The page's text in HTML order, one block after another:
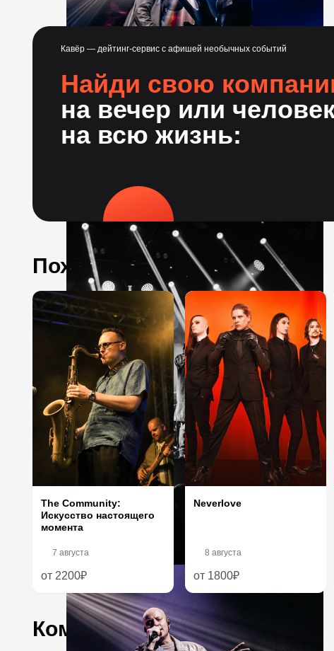
Кавёр — дейтинг-сервис с афишей необычных событий
Найди свою
на вечер или
на всю жизнь:
Похожие события
The Community:
Искусство настоящего
момента
7 августа
от 2200₽
Neverlove
8 августа
от 1800₽
Комментарии